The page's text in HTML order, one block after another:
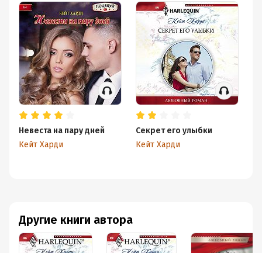
Другие книги автора
Невеста на пару дней
Кейт Харди
Секрет его улыбки
Кейт Харди